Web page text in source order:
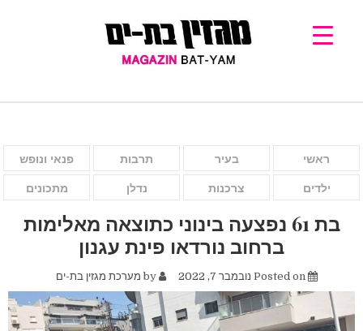
ראשי בעיר תרבות פנאי ונופש
ילדים צרכנות נדלן מתכונים
בת 61 נפצעה בינוני כתוצאה מאלימות
ברחוב נורדאו פינת עגנון
Posted on נובמבר 7, 2022 by מערכת מגזין בת-ים